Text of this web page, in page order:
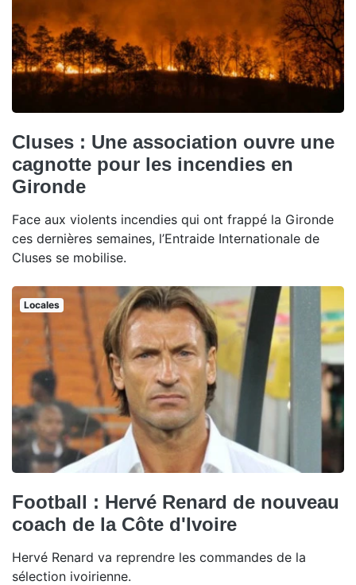
Cluses : Une association ouvre une
cagnotte pour les incendies en
Gironde
Face aux violents incendies qui ont frappé la Gironde
ces dernières semaines, l’Entraide Internationale de
Cluses se mobilise.
Locales
Football : Hervé Renard de nouveau
coach de la Côte d'Ivoire
Hervé Renard va reprendre les commandes de la
sélection ivoirienne.